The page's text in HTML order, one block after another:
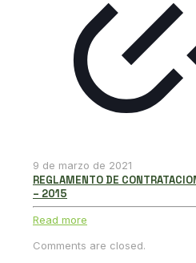
9 de marzo de 2021
REGLAMENTO DE
– 2015
Read more
Comments are closed.